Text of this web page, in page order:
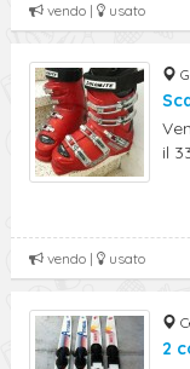
vendo | usato
il
vendo | usato
2